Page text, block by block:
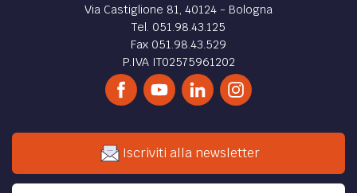
Via Castiglione 81, 40124 - Bologna
Tel. 051.98.43.125
Fax 051.98.43.529
P.IVA IT02575961202
Iscriviti alla newsletter